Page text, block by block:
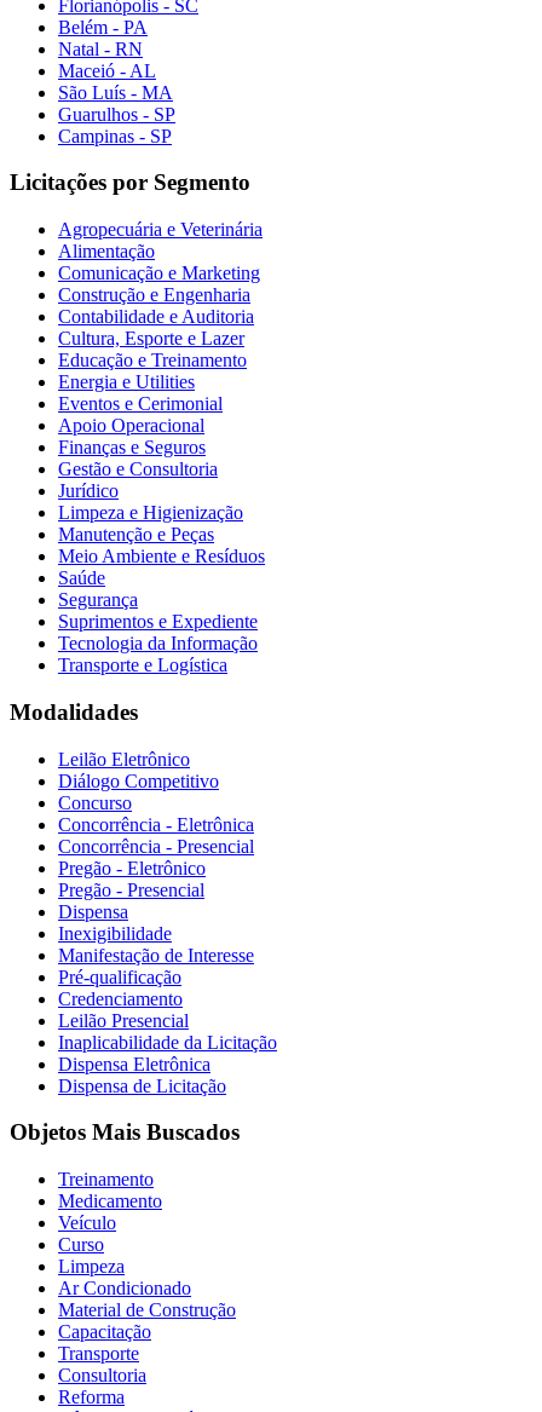
Florianópolis - SC
Belém - PA
Natal - RN
Maceió - AL
São Luís - MA
Guarulhos - SP
Campinas - SP
Licitações por Segmento
Agropecuária e Veterinária
Alimentação
Comunicação e Marketing
Construção e Engenharia
Contabilidade e Auditoria
Cultura, Esporte e Lazer
Educação e Treinamento
Energia e Utilities
Eventos e Cerimonial
Apoio Operacional
Finanças e Seguros
Gestão e Consultoria
Jurídico
Limpeza e Higienização
Manutenção e Peças
Meio Ambiente e Resíduos
Saúde
Segurança
Suprimentos e Expediente
Tecnologia da Informação
Transporte e Logística
Modalidades
Leilão Eletrônico
Diálogo Competitivo
Concurso
Concorrência - Eletrônica
Concorrência - Presencial
Pregão - Eletrônico
Pregão - Presencial
Dispensa
Inexigibilidade
Manifestação de Interesse
Pré-qualificação
Credenciamento
Leilão Presencial
Inaplicabilidade da Licitação
Dispensa Eletrônica
Dispensa de Licitação
Objetos Mais Buscados
Treinamento
Medicamento
Veículo
Curso
Limpeza
Ar Condicionado
Material de Construção
Capacitação
Transporte
Consultoria
Reforma